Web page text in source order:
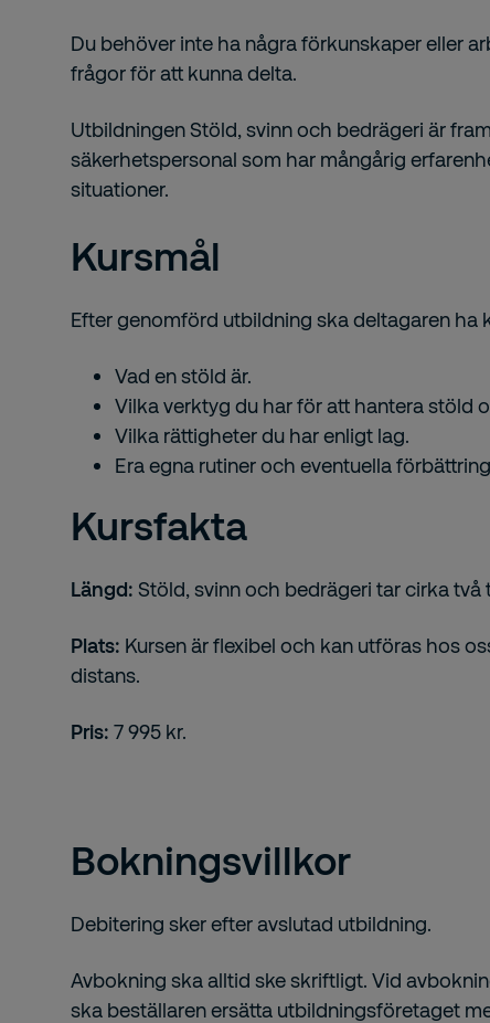
Du behöver inte ha några förkunskaper eller
frågor för att kunna delta.
Utbildningen Stöld, svinn och bedrägeri är
säkerhetspersonal som har mångårig
situationer.
Kursmål
Efter genomförd utbildning ska deltagaren ha
Vad en stöld är.
Vilka verktyg du har för att hantera stöld
Vilka rättigheter du har enligt lag.
Era egna rutiner och eventuella
Kursfakta
Längd: Stöld, svinn och bedrägeri tar cirka
Plats: Kursen är flexibel och kan utföras hos
distans.
Pris: 7 995 kr.
Bokningsvillkor
Debitering sker efter avslutad utbildning.
Avbokning ska alltid ske skriftligt. Vid
ska beställaren ersätta utbildningsföretaget